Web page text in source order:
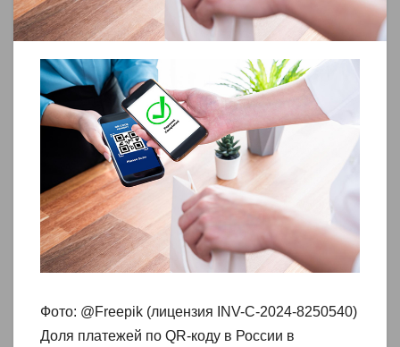
Фото: @Freepik (лицензия INV-C-2024-8250540)
Доля платежей по QR‑коду в России в